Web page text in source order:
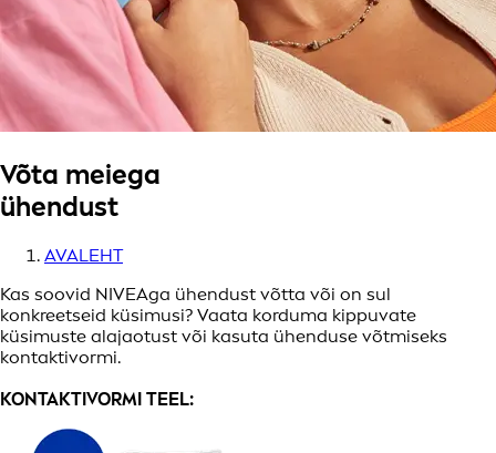
Võta meiega
ühendust
AVALEHT
Kas soovid NIVEAga ühendust võtta või on sul
konkreetseid küsimusi? Vaata korduma kippuvate
küsimuste alajaotust või kasuta ühenduse võtmiseks
kontaktivormi.
KONTAKTIVORMI TEEL: